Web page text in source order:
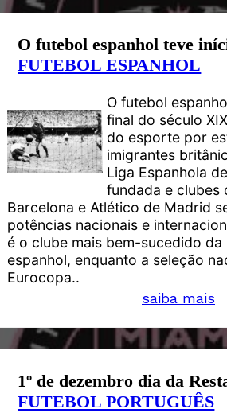
O futebol espanhol teve
FUTEBOL ESPANHOL
O futebol
final do século
do esporte por
imigrantes
Liga Espanhola
fundada e clubes
Barcelona e Atlético de Madrid
potências nacionais e
é o clube mais bem-sucedido
espanhol, enquanto a seleção
Eurocopa..
saiba mais
1º de dezembro dia da
FUTEBOL PORTUGUÊS